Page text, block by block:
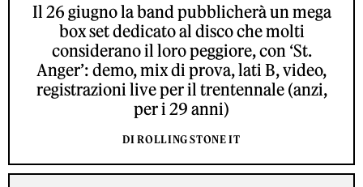
Il 26 giugno la band pubblicherà un mega
box set dedicato al disco che molti
considerano il loro peggiore, con ‘St.
Anger’: demo, mix di prova, lati B, video,
registrazioni live per il trentennale (anzi,
per i 29 anni)
DI ROLLING STONE IT